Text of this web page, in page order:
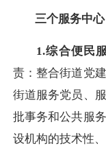
三个服务中心
1.综合便民
责：整合街道党
街道服务党员、
批事务和公共服
设机构的技术性、